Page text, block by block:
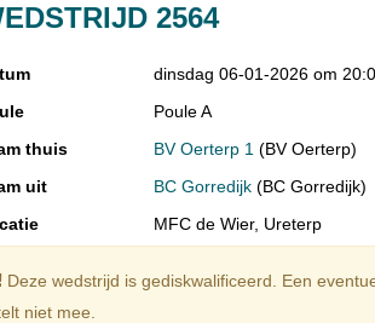
2564
dinsdag 06-01-2026 om
Poule A
thuis
BV Oerterp 1 (BV Oerterp)
uit
BC Gorredijk (BC Gorredijk)
MFC de Wier, Ureterp
Deze wedstrijd is gediskwalificeerd. Een
niet mee.